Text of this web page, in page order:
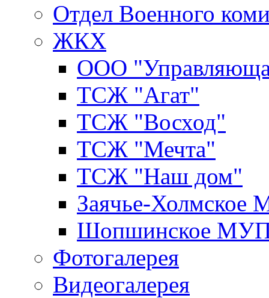
Отдел Военного
ЖКХ
ООО
ТСЖ "Агат"
ТСЖ "Восход"
ТСЖ "Мечта"
ТСЖ "Наш дом"
Заячье-
Шопшинское
Фотогалерея
Видеогалерея